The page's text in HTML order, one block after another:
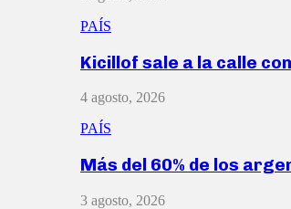
PAÍS
Kicillof sale a la calle
4 agosto, 2026
PAÍS
Más del 60% de los
3 agosto, 2026